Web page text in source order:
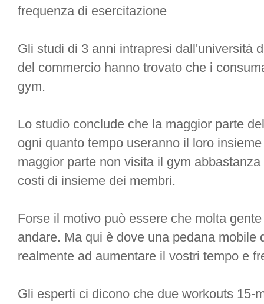
frequenza di esercitazione
Gli studi di 3 anni intrapresi dall'università
del commercio hanno trovato che i
gym.
Lo studio conclude che la maggior parte
ogni quanto tempo useranno il loro
maggior parte non visita il gym
costi di insieme dei membri.
Forse il motivo può essere che molta
andare. Ma qui è dove una pedana mobile
realmente ad aumentare il vostri tempo e
Gli esperti ci dicono che due workouts 15-